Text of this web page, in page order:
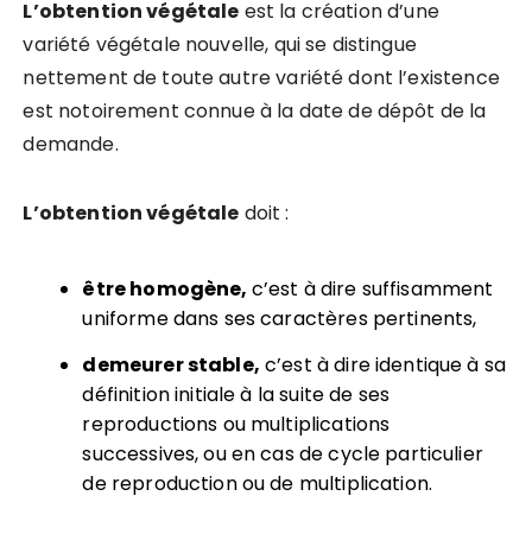
L’obtention végétale est la création d’une
variété végétale nouvelle, qui se distingue
nettement de toute autre variété dont l’existence
est notoirement connue à la date de dépôt de la
demande.
L’obtention végétale doit :
être homogène, c’est à dire suffisamment
uniforme dans ses caractères pertinents,
demeurer stable, c’est à dire identique à sa
définition initiale à la suite de ses
reproductions ou multiplications
successives, ou en cas de cycle particulier
de reproduction ou de multiplication.